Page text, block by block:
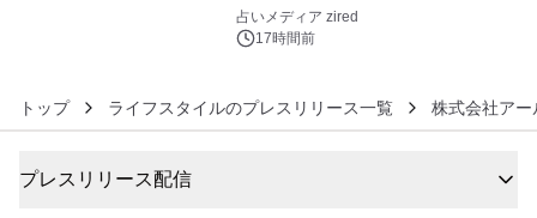
ングを発表
占いメディア zired
17時間前
トップ ライフスタイルのプレスリリース一覧 株式会社ア
プレスリリース配信